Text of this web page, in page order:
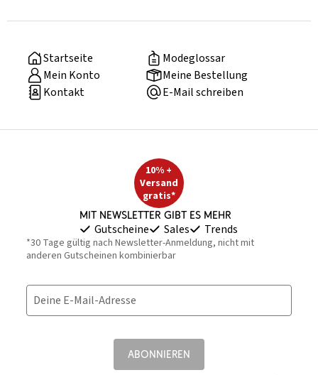
Startseite
Modeglossar
Mein Konto
Meine Bestellung
Kontakt
E-Mail schreiben
10% +
Versand
gratis*
Mit Newsletter gibt es mehr
Gutscheine Sales Trends
*30 Tage gültig nach Newsletter-Anmeldung, nicht mit
anderen Gutscheinen kombinierbar
Deine E-Mail-Adresse
ABONNIEREN